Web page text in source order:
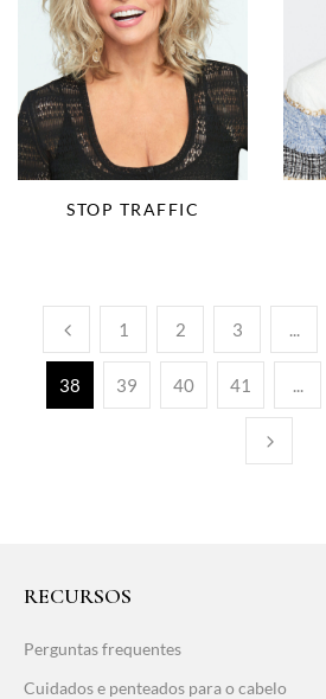
STOP TRAFFIC
1 2 3
38 39 40 41
RECURSOS
Perguntas frequentes
Cuidados e penteados para o cabelo